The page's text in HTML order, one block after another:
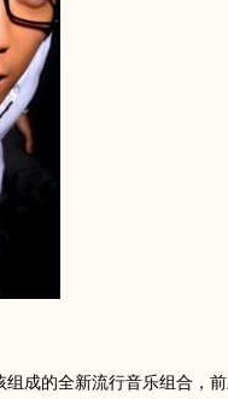
成的全新流行音乐组合，